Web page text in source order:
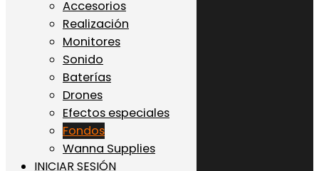
Accesorios
Realización
Monitores
Sonido
Baterías
Drones
Efectos especiales
Fondos
Wanna Supplies
INICIAR SESIÓN